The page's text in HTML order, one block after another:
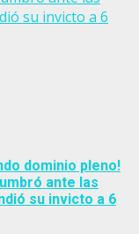
su invicto a 6
dominio pleno!
ante las
su invicto a 6